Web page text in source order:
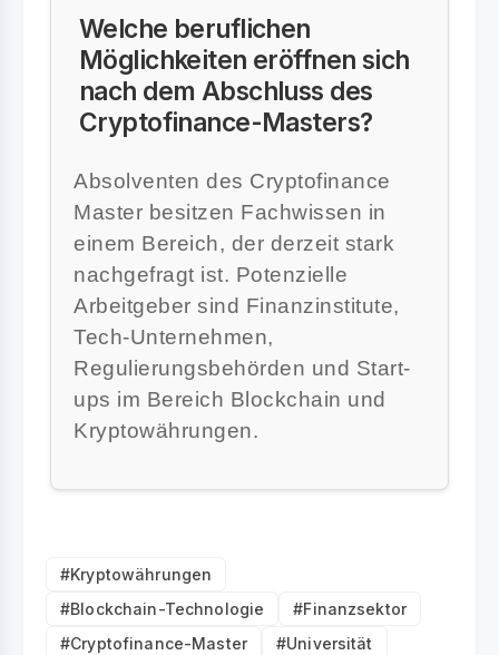
Welche beruflichen
Möglichkeiten eröffnen sich
nach dem Abschluss des
Cryptofinance-Masters?
Absolventen des Cryptofinance
Master besitzen Fachwissen in
einem Bereich, der derzeit stark
nachgefragt ist. Potenzielle
Arbeitgeber sind Finanzinstitute,
Tech-Unternehmen,
Regulierungsbehörden und Start-
ups im Bereich Blockchain und
Kryptowährungen.
#Kryptowährungen
#Blockchain-Technologie
#Finanzsektor
#Cryptofinance-Master
#Universität